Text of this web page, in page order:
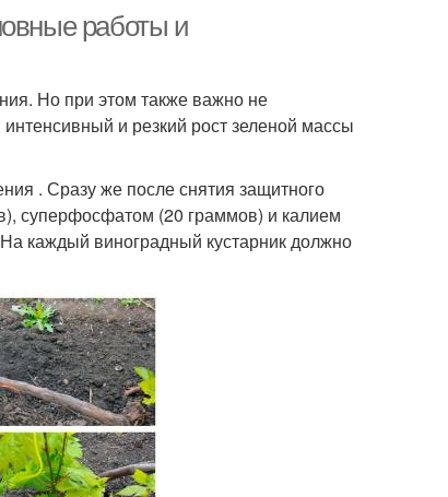
работы и
Но при этом также важно не
и резкий рост зеленой массы
. Сразу же после снятия защитного
суперфосфатом (20 граммов) и калием
каждый виноградный кустарник должно